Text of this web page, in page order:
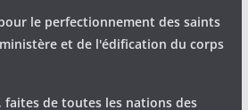
le perfectionnement des saints
et de l'édification du corps
faites de toutes les nations des